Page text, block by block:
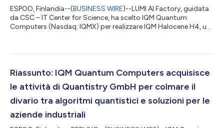
ESPOO, Finlandia--(BUSINESS WIRE)--LUMI AI Factory, guidata
da CSC – IT Center for Science, ha scelto IQM Quantum
Computers (Nasdaq: IQMX) per realizzare IQM Halocene H4, un
capacità di calcolo quantistico. Il testo originale del presente
che fa fede. Le traduzioni sono offerte unicamente per
Riassunto: IQM Quantum Computers acquisisce
le attività di Quantistry GmbH per colmare il
divario tra algoritmi quantistici e soluzioni per le
aziende industriali